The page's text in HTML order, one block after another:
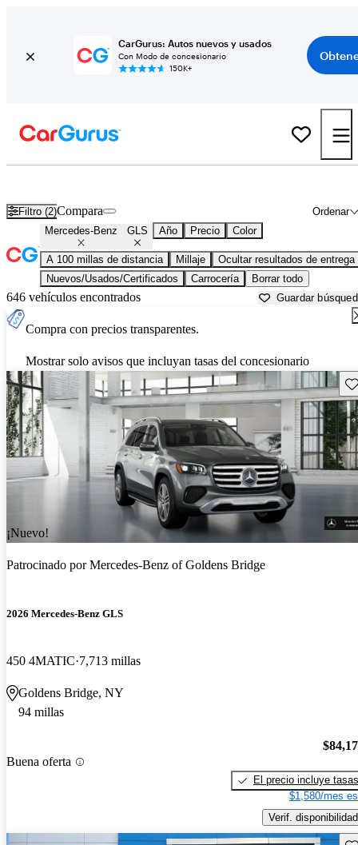
CarGurus: Autos nuevos y usados
Con Modo de concesionario
150K+
Filtro (2) Ordenar
Compara
Mercedes-Benz GLS Año Precio Color
A 100 millas de distancia Millaje
Ocultar resultados de entrega
Nuevos/Usados/Certificados
Carrocería Borrar todo
646 vehículos encontrados Guardar
Compra con precios transparentes.
Mostrar solo avisos que incluyan tasas del concesionario
¡Nuevo!
Patrocinado porMercedes-Benz of Goldens Bridge
2026 Mercedes-Benz GLS
450 4MATIC 7,713 millas
Goldens Bridge, NY
94 millas
Buena oferta
El precio incluye tasas
$1,580/mes
Verif. disponibilidad